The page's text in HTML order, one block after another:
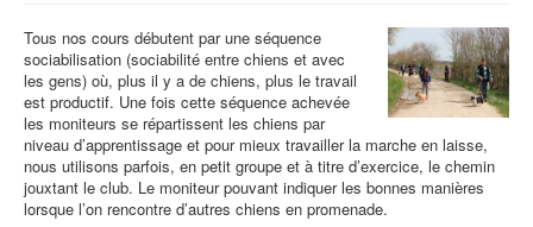
Tous nos cours débutent par une séquence
sociabilisation (sociabilité entre chiens et avec
les gens) où, plus il y a de chiens, plus le travail
est productif. Une fois cette séquence achevée
les moniteurs se répartissent les chiens par
niveau d’apprentissage et pour mieux travailler la marche en laisse,
nous utilisons parfois, en petit groupe et à titre d’exercice, le chemin
jouxtant le club. Le moniteur pouvant indiquer les bonnes manières
lorsque l’on rencontre d’autres chiens en promenade.